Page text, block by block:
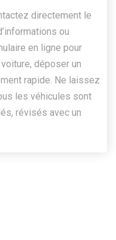
directement le
ou
en ligne pour
déposer un
rapide. Ne laissez
les véhicules sont
révisés avec un